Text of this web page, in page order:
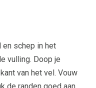
schep in het
vulling. Doop je
van het vel. Vouw